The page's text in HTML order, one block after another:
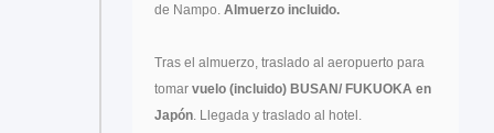
de Nampo. Almuerzo incluido.
Tras el almuerzo, traslado al aeropuerto para
tomar vuelo (incluido) BUSAN/ FUKUOKA en
Japón. Llegada y traslado al hotel.